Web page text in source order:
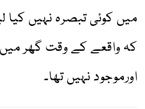
میں کوئی تبصرہ نہیں
کہ واقعے کے وقت گھر
اورموجود نہیں تھا۔